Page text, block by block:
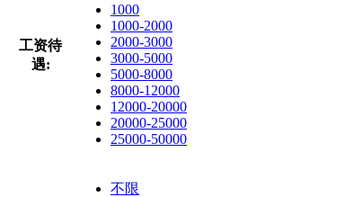
工资待
遇:
1000
1000-2000
2000-3000
3000-5000
5000-8000
8000-12000
12000-20000
20000-25000
25000-50000
不限